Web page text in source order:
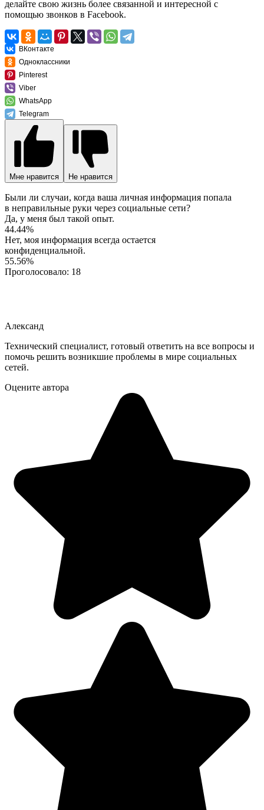
делайте свою жизнь более связанной и интересной с
помощью звонков в Facebook.
ВКонтакте
Одноклассники
Pinterest
Viber
WhatsApp
Telegram
Мне нравится Не нравится
Были ли случаи, когда ваша личная информация попала
в неправильные руки через социальные сети?
Да, у меня был такой опыт.
44.44%
Нет, моя информация всегда остается
конфиденциальной.
55.56%
Проголосовало: 18
Александ
Технический специалист, готовый ответить на все вопросы и
помочь решить возникшие проблемы в мире социальных
сетей.
Оцените автора